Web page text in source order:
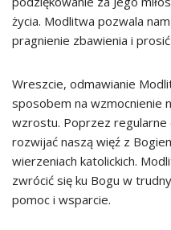
życia. Modlitwa pozwala
pragnienie zbawienia i
Wreszcie, odmawianie
sposobem na wzmocnienie
wzrostu. Poprzez
rozwijać naszą więź z
wierzeniach katolickich.
zwrócić się ku Bogu w
pomoc i wsparcie.